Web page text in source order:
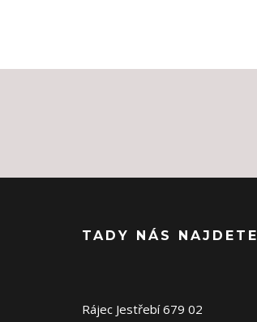
TADY NÁS NAJDETE
Rájec Jestřebí 679 02